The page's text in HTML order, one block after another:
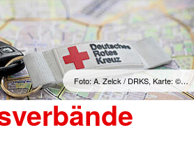
Foto: A. Zelck / DRKS, Karte: ©…